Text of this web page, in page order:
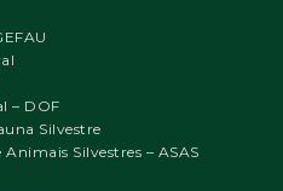
– DOF
Silvestre
Silvestres – ASAS